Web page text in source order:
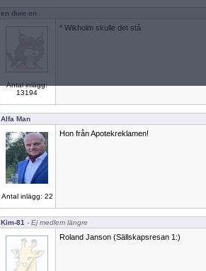
en dum en
Antal inlägg:
13194
* Wikholm skulle det stå
Alfa Man
Antal inlägg: 22
Hon från Apotekreklamen!
Kim-81 - Ej medlem längre
Roland Janson (Sällskapsresan 1:)